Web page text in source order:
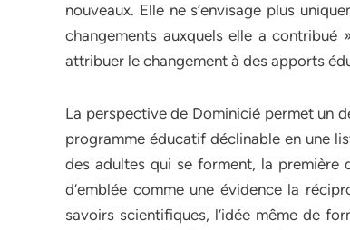
nouveaux. Elle ne s’envisage plus
changements auxquels elle a
attribuer le changement à des apports
La perspective de Dominicié permet un
programme éducatif déclinable en une
des adultes qui se forment, la première
d’emblée comme une évidence la
savoirs scientifiques, l’idée même de